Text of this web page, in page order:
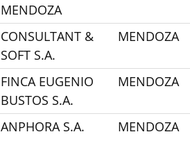
MENDOZA
CONSULTANT &
SOFT S.A.
MENDOZA
FINCA EUGENIO
BUSTOS S.A.
MENDOZA
ANPHORA S.A. MENDOZA